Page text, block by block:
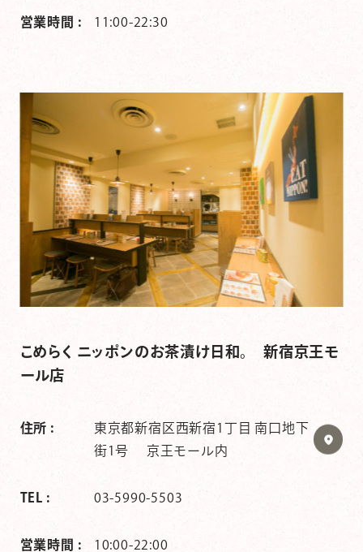
営業時間 : 11:00-22:30
こめらく ニッポンのお茶漬け日和。 新宿京王モ
ール店
住所 :
東京都新宿区西新宿1丁目 南口地下
街1号 京王モール内
TEL : 03-5990-5503
営業時間 : 10:00-22:00